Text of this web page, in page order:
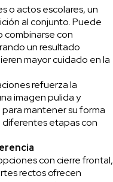
o actos escolares, un
al conjunto. Puede
combinarse con
un resultado
mayor cuidado en la
refuerza la
imagen pulida y
mantener su forma
etapas con
con cierre frontal,
rectos ofrecen